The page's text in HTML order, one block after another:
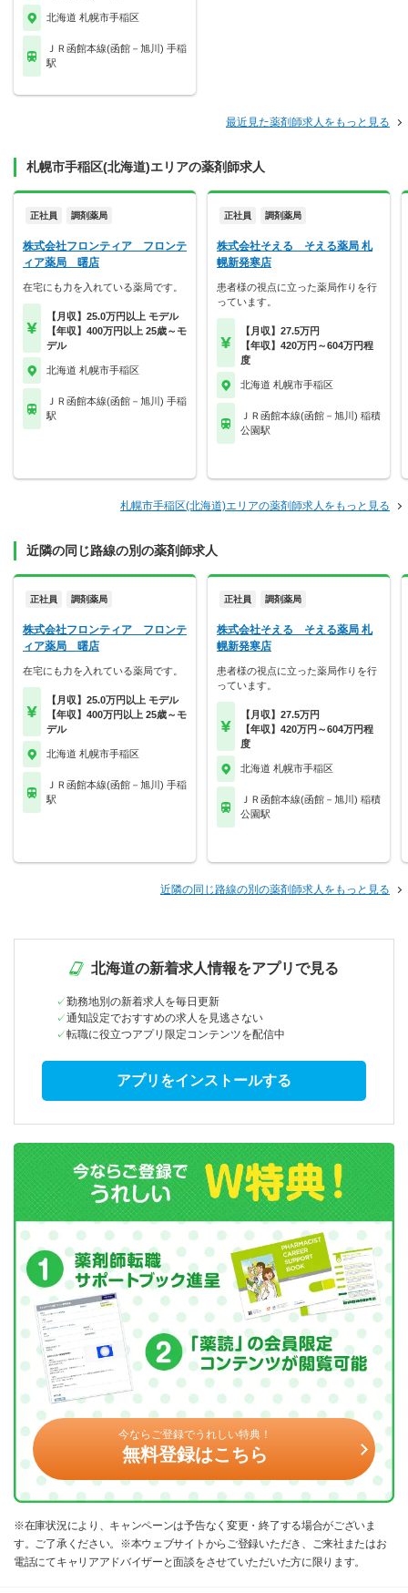
北海道 札幌市手稲区
ＪＲ函館本線(函館－旭川) 手稲
駅
最近見た薬剤師求人をもっと見る
札幌市手稲区(北海道)エリアの薬剤師求人
正社員 調剤薬局
株式会社フロンティア フロンテ
ィア薬局 曙店
在宅にも力を入れている薬局です。
【月収】25.0万円以上 モデル
【年収】400万円以上 25歳～モ
デル
北海道 札幌市手稲区
ＪＲ函館本線(函館－旭川) 手稲
駅
正社員 調剤薬局
株式会社そえる そえる薬局 札
幌新発寒店
患者様の視点に立った薬局作りを行
っています。
【月収】27.5万円
【年収】420万円～604万円程
度
北海道 札幌市手稲区
ＪＲ函館本線(函館－旭川) 稲積
公園駅
札幌市手稲区(北海道)エリアの薬剤師求人をもっと見る
近隣の同じ路線の別の薬剤師求人
正社員 調剤薬局
株式会社フロンティア フロンテ
ィア薬局 曙店
在宅にも力を入れている薬局です。
【月収】25.0万円以上 モデル
【年収】400万円以上 25歳～モ
デル
北海道 札幌市手稲区
ＪＲ函館本線(函館－旭川) 手稲
駅
正社員 調剤薬局
株式会社そえる そえる薬局 札
幌新発寒店
患者様の視点に立った薬局作りを行
っています。
【月収】27.5万円
【年収】420万円～604万円程
度
北海道 札幌市手稲区
ＪＲ函館本線(函館－旭川) 稲積
公園駅
近隣の同じ路線の別の薬剤師求人をもっと見る
北海道の新着求人情報をアプリで見る
勤務地別の新着求人を毎日更新
通知設定でおすすめの求人を見逃さない
転職に役立つアプリ限定コンテンツを配信中
アプリをインストールする
今ならご登録でうれしい特典！
無料登録はこちら
※在庫状況により、キャンペーンは予告なく変更・終了する場合がございま
す。ご了承ください。※本ウェブサイトからご登録いただき、ご来社またはお
電話にてキャリアアドバイザーと面談をさせていただいた方に限ります。